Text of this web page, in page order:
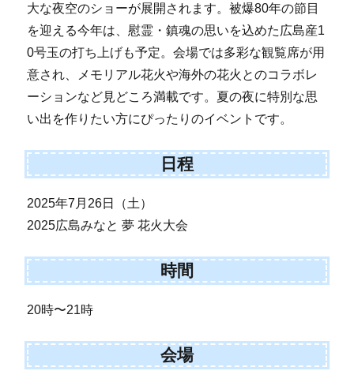
大な夜空のショーが展開されます。被爆80年の節目
を迎える今年は、慰霊・鎮魂の思いを込めた広島産1
0号玉の打ち上げも予定。会場では多彩な観覧席が用
意され、メモリアル花火や海外の花火とのコラボレ
ーションなど見どころ満載です。夏の夜に特別な思
い出を作りたい方にぴったりのイベントです。
日程
2025年7月26日（土）
2025広島みなと 夢 花火大会
時間
20時〜21時
会場